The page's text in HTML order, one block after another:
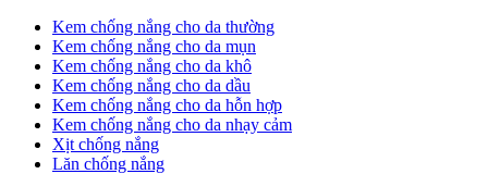
Kem chống nắng cho da thường
Kem chống nắng cho da mụn
Kem chống nắng cho da khô
Kem chống nắng cho da dầu
Kem chống nắng cho da hỗn hợp
Kem chống nắng cho da nhạy cảm
Xịt chống nắng
Lăn chống nắng